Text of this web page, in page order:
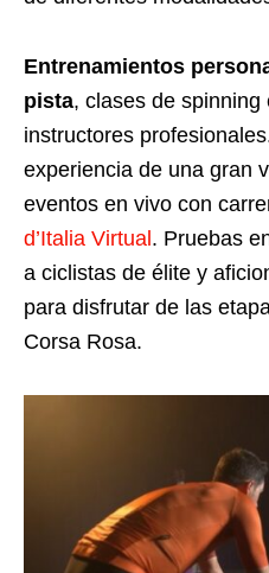
Entrenamientos
pista, clases de
instructores
experiencia de una gran
eventos en vivo con
d’Italia Virtual . Pruebas
a ciclistas de élite y
para disfrutar de las
Corsa Rosa.